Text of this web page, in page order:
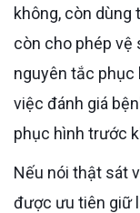
không, còn dùng
còn cho phép vệ
nguyên tắc phục
việc đánh giá
phục hình trước
Nếu nói thật sát với câu hỏi của chú, implant cũ sẽ
được ưu tiên giữ